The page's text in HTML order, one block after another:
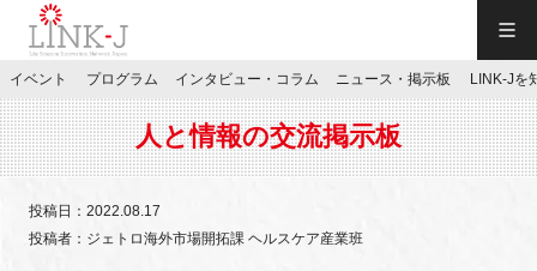
JP／EN
イベント プログラム インタビュー・コラム ニュース・掲示板 LINK-Jを
人と情報の交流掲示板
投稿日：2022.08.17
投稿者：ジェトロ海外市場開拓課 ヘルスケア産業班